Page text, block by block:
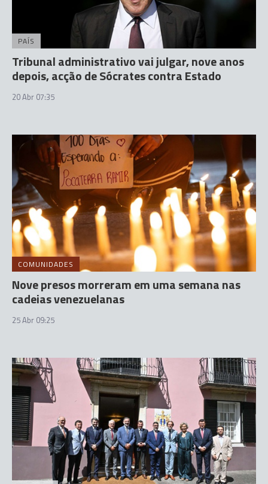
PAÍS
Tribunal administrativo vai julgar, nove anos
depois, acção de Sócrates contra Estado
20 Abr 07:35
COMUNIDADES
Nove presos morreram em uma semana nas
cadeias venezuelanas
25 Abr 09:25